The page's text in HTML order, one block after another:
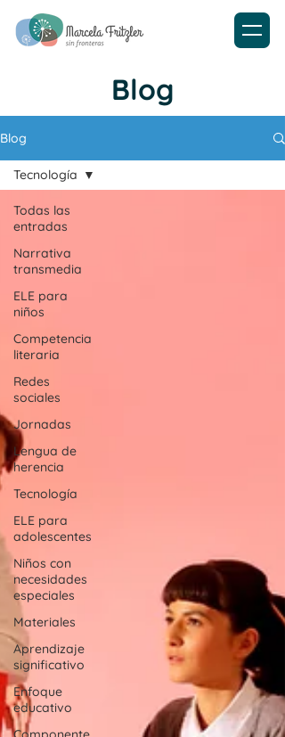
Blog
Blog
Todas las
entradas
Narrativa
transmedia
ELE para
niños
Competencia
literaria
Redes
sociales
Jornadas
Lengua de
herencia
Tecnología
ELE para
adolescentes
Niños con
necesidades
especiales
Materiales
Aprendizaje
significativo
Enfoque
educativo
Tecnología